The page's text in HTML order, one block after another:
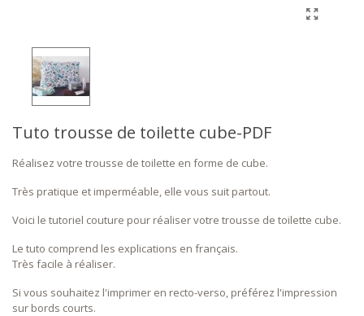
Tuto trousse de toilette cube-PDF
Réalisez votre trousse de toilette en forme de cube.
Très pratique et imperméable, elle vous suit partout.
Voici le tutoriel couture pour réaliser votre trousse de toilette cube.
Le tuto comprend les explications en français.
Très facile à réaliser.
Si vous souhaitez l'imprimer en recto-verso, préférez l'impression
sur bords courts.